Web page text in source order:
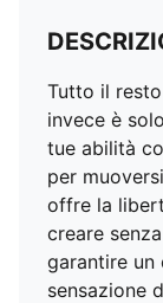
Tutto il
invece è
tue abilità
per
offre la
creare
garantire un
sensazione